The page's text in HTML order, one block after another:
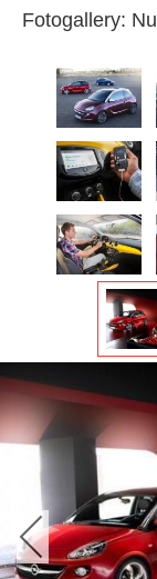
Fotogallery: